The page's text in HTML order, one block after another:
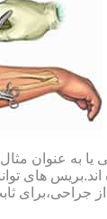
به عنوان مثال
های
جراحی،برای